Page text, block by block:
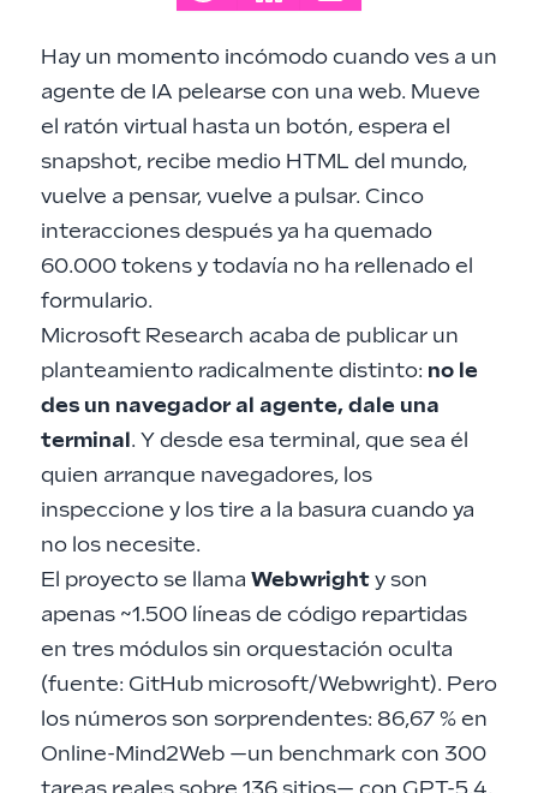
Hay un momento incómodo cuando ves a un
agente de IA pelearse con una web. Mueve
el ratón virtual hasta un botón, espera el
snapshot, recibe medio HTML del mundo,
vuelve a pensar, vuelve a pulsar. Cinco
interacciones después ya ha quemado
60.000 tokens y todavía no ha rellenado el
formulario.
Microsoft Research acaba de publicar un
planteamiento radicalmente distinto: no le
des un navegador al agente, dale una
terminal. Y desde esa terminal, que sea él
quien arranque navegadores, los
inspeccione y los tire a la basura cuando ya
no los necesite.
El proyecto se llama Webwrighty son
apenas ~1.500 líneas de código repartidas
en tres módulos sin orquestación oculta
(fuente: GitHub microsoft/Webwright). Pero
los números son sorprendentes: 86,67 % en
Online-Mind2Web —un benchmark con 300